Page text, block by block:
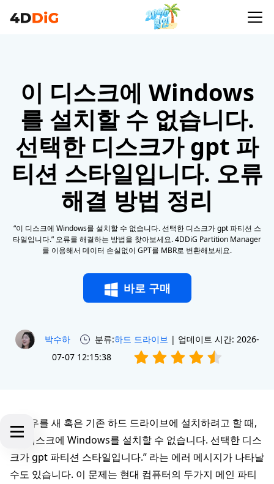
이 디스크에 Windows
를 설치할 수 없습니다.
선택한 디스크가 gpt 파
티션 스타일입니다. 오류
해결 방법 정리
“이 디스크에 Windows를 설치할 수 없습니다. 선택한 디스크가 gpt 파티션 스
타일입니다.” 오류를 해결하는 방법을 찾아보세요. 4DDiG Partition Manager
를 이용해서 데이터 손실없이 GPT를 MBR로 변환해보세요.
바로 구매
박수하 분류:하드 드라이브 | 업데이트 시간: 2026-
07-07 12:15:38
윈도우를 새 혹은 기존 하드 드라이브에 설치하려고 할 때,
“이 디스크에 Windows를 설치할 수 없습니다. 선택한 디스
크가 gpt 파티션 스타일입니다.” 라는 에러 메시지가 나타날
수도 있습니다. 이 문제는 현대 컴퓨터의 두가지 메인 파티